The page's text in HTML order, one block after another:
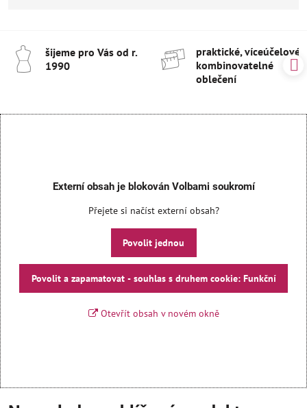
šijeme pro Vás od r​.
1990
praktické, víceúčelové
kombinovatelné
oblečení
Externí obsah je blokován Volbami soukromí
Přejete si načíst externí obsah?
Povolit jednou
Povolit a zapamatovat - souhlas s druhem cookie: Funkční
Otevřít obsah v novém okně